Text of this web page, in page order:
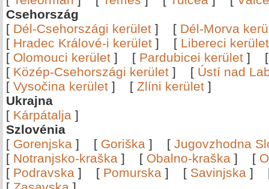
Csehország
[ Dél-Csehországi kerület ] [ Dél-Morva
[ Hradec Králové-i kerület ] [ Libereci kerület
[ Olomouci kerület ] [ Pardubicei kerület ]
[ Közép-Csehországi kerület ] [ Ústí nad
[ Vysočina kerület ] [ Zlíni kerület ]
Ukrajna
[ Kárpátalja ]
Szlovénia
[ Gorenjska ] [ Goriška ] [ Jugovzhodna
[ Notranjsko-kraška ] [ Obalno-kraška ] [
[ Podravska ] [ Pomurska ] [ Savinjska ]